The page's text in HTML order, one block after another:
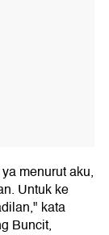
menurut aku,
Untuk ke
kata
Buncit,